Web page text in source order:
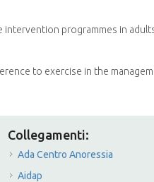
intervention programmes in
to exercise in the
Collegamenti:
Ada Centro Anoressia
Aidap